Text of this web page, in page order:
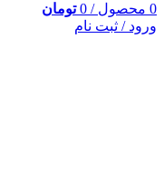
0 محصول /
0 تومان
ورود / ثبت نام